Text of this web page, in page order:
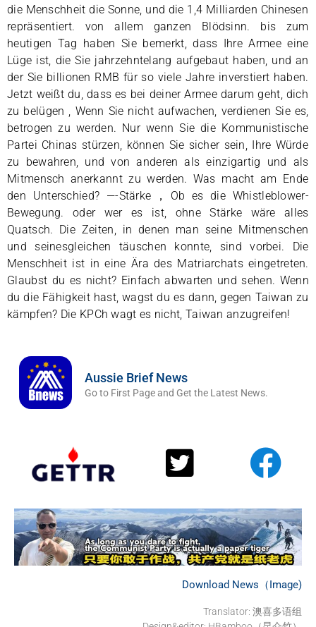
die Menschheit die Sonne, und die 1,4 Milliarden Chinesen
repräsentiert. von allem ganzen Blödsinn. bis zum
heutigen Tag haben Sie bemerkt, dass Ihre Armee eine
Lüge ist, die Sie jahrzehntelang aufgebaut haben, und an
der Sie billionen RMB für so viele Jahre inverstiert haben.
Jetzt weißt du, dass es bei deiner Armee darum geht, dich
zu belügen , Wenn Sie nicht aufwachen, verdienen Sie es,
betrogen zu werden. Nur wenn Sie die Kommunistische
Partei Chinas stürzen, können Sie sicher sein, Ihre Würde
zu bewahren, und von anderen als einzigartig und als
Mitmensch anerkannt zu werden. Was macht am Ende
den Unterschied? —-Stärke，Ob es die Whistleblower-
Bewegung. oder wer es ist, ohne Stärke wäre alles
Quatsch. Die Zeiten, in denen man seine Mitmenschen
und seinesgleichen täuschen konnte, sind vorbei. Die
Menschheit ist in eine Ära des Matriarchats eingetreten.
Glaubst du es nicht? Einfach abwarten und sehen. Wenn
du die Fähigkeit hast, wagst du es dann, gegen Taiwan zu
kämpfen? Die KPCh wagt es nicht, Taiwan anzugreifen!
Aussie Brief News
Go to First Page and Get the Latest News.
Download News（Image)
Translator: 澳喜多语组